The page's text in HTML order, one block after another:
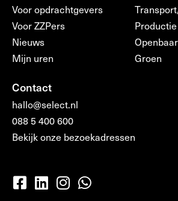
Voor opdrachtgevers
Voor ZZPers
Nieuws
Mijn uren
Productie
Groen
Contact
hallo@select.nl
088 5 400 600
Bekijk onze bezoekadressen